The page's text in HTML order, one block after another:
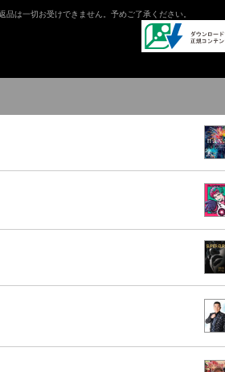
は一切お受けできません。予めご了承ください。